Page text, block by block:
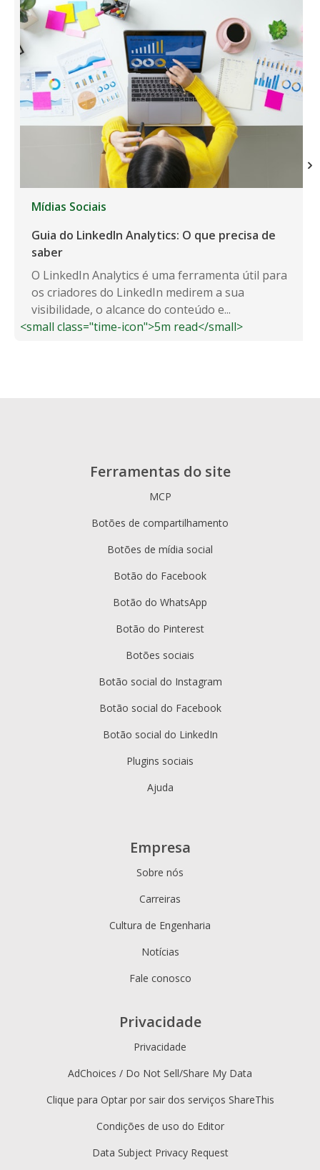
Mídias Sociais
Guia do LinkedIn Analytics: O que precisa de
saber
O LinkedIn Analytics é uma ferramenta útil para
os criadores do LinkedIn medirem a sua
visibilidade, o alcance do conteúdo e...
<small class="time-icon">5m read</small>
Ferramentas do site
MCP
Botões de compartilhamento
Botões de mídia social
Botão do Facebook
Botão do WhatsApp
Botão do Pinterest
Botões sociais
Botão social do Instagram
Botão social do Facebook
Botão social do LinkedIn
Plugins sociais
Ajuda
Empresa
Sobre nós
Carreiras
Cultura de Engenharia
Notícias
Fale conosco
Privacidade
Privacidade
AdChoices / Do Not Sell/Share My Data
Clique para Optar por sair dos serviços ShareThis
Condições de uso do Editor
Data Subject Privacy Request